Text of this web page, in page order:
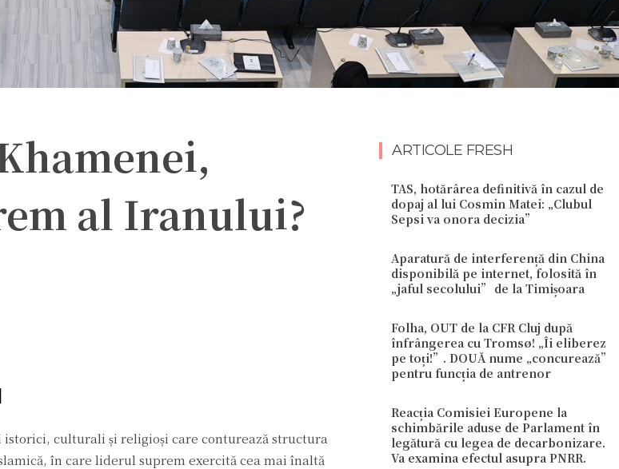
al Iranului?
culturali și religioși care conturează structura
în care liderul suprem exercită cea mai înaltă
ARTICOLE FRESH
TAS, hotărârea definitivă în cazul de
dopaj al lui Cosmin Matei: „Clubul
Sepsi va onora decizia”
Aparatură de interferență din China
disponibilă pe internet, folosită în
„jaful secolului” de la Timișoara
Folha, OUT de la CFR Cluj după
înfrângerea cu Tromsø! „Îi eliberez
pe toți!”. DOUĂ nume „concurează”
pentru funcția de antrenor
Reacția Comisiei Europene la
schimbările aduse de Parlament în
legătură cu legea de decarbonizare.
Va examina efectul asupra PNRR.